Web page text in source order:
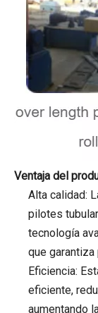
Ventaja del
Alta calidad:
pilotes
tecnología
que
Eficiencia:
eficiente,
aumentando